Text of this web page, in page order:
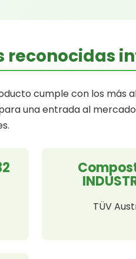
reconocidas
cumple con los más
una entrada al
TÜV